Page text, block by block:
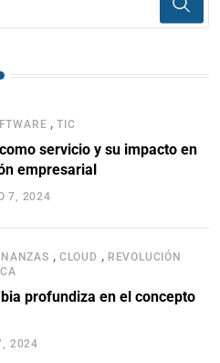
,TIC
servicio y su impacto en
empresarial
7, 2024
, CLOUD , REVOLUCIÓN
profundiza en el concepto
2024